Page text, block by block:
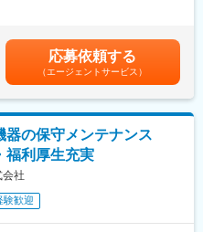
）、ファイアウォールの設計・
）の設計・構築・運用
発防止策の立案・実装
い合わせ、エスカレーション）
、航空測量やGIS、衛星データを活
くりなど社会基盤を支える当社。
し、「仕事が社会に役立つ実感」
空間情報データ保有量
わせた統合技術
ルなど先端分野への積極投資
上を誇る、空間情報技術のパイ
の金額であり、選考を通じて上下
額)は固定手当を含めた表記です。
応募依頼する
（エージェントサービス）
器の保守メンテナンス
福利厚生充実
社
験歓迎